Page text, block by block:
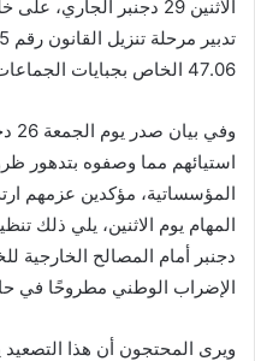
الاثنين 29 دجنبر
47.06 الخاص بجبايات الجماعات الترابية.
استيائهم مما وصفوه بتدهور
المؤسساتية، مؤكدين عزمهم
دجنبر أمام المصالح الخارجية
الإضراب الوطني مطروحًا في
ويرى المحتجون أن هذا